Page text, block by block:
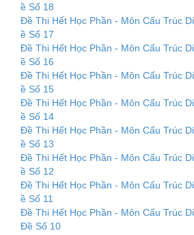
ề Số 18
Đề Thi Hết Học Phần - Môn Cấu Trúc
ề Số 17
Đề Thi Hết Học Phần - Môn Cấu Trúc
ề Số 16
Đề Thi Hết Học Phần - Môn Cấu Trúc
ề Số 15
Đề Thi Hết Học Phần - Môn Cấu Trúc
ề Số 14
Đề Thi Hết Học Phần - Môn Cấu Trúc
ề Số 13
Đề Thi Hết Học Phần - Môn Cấu Trúc
ề Số 12
Đề Thi Hết Học Phần - Môn Cấu Trúc
ề Số 11
Đề Thi Hết Học Phần - Môn Cấu Trúc
Đề Số 10